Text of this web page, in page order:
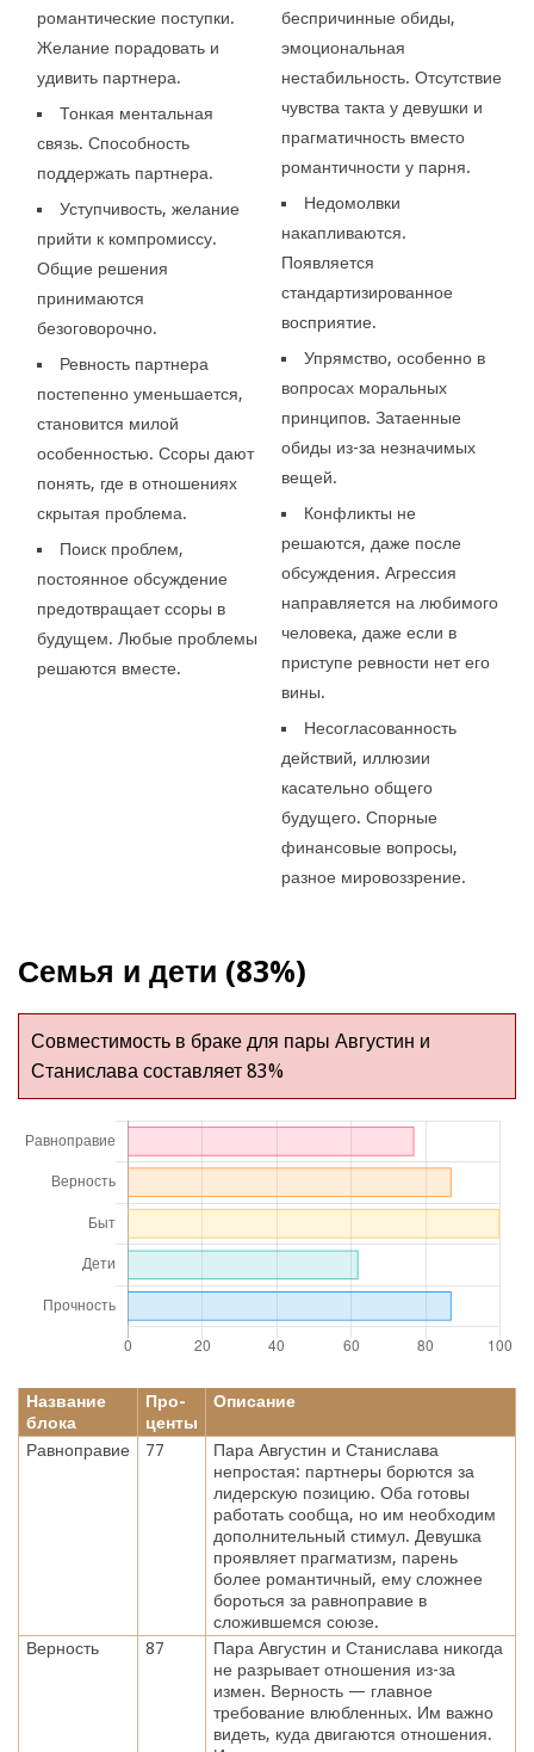
романтические поступки.
Желание порадовать и
удивить партнера.
Тонкая ментальная
связь. Способность
поддержать партнера.
Уступчивость, желание
прийти к компромиссу.
Общие решения
принимаются
безоговорочно.
Ревность партнера
постепенно уменьшается,
становится милой
особенностью. Ссоры дают
понять, где в отношениях
скрытая проблема.
Поиск проблем,
постоянное обсуждение
предотвращает ссоры в
будущем. Любые проблемы
решаются вместе.
беспричинные обиды,
эмоциональная
нестабильность. Отсутствие
чувства такта у девушки и
прагматичность вместо
романтичности у парня.
Недомолвки
накапливаются.
Появляется
стандартизированное
восприятие.
Упрямство, особенно в
вопросах моральных
принципов. Затаенные
обиды из-за незначимых
вещей.
Конфликты не
решаются, даже после
обсуждения. Агрессия
направляется на любимого
человека, даже если в
приступе ревности нет его
вины.
Несогласованность
действий, иллюзии
касательно общего
будущего. Спорные
финансовые вопросы,
разное мировоззрение.
Семья и дети (83%)
Совместимость в браке для пары Августин и
Станислава составляет 83%
Название
блока
Про-
центы
Описание
Равноправие 77
Пара Августин и Станислава
непростая: партнеры борются за
лидерскую позицию. Оба готовы
работать сообща, но им необходим
дополнительный стимул. Девушка
проявляет прагматизм, парень
более романтичный, ему сложнее
бороться за равноправие в
сложившемся союзе.
Верность
87
Пара Августин и Станислава никогда
не разрывает отношения из-за
измен. Верность — главное
требование влюбленных. Им важно
видеть, куда двигаются отношения.